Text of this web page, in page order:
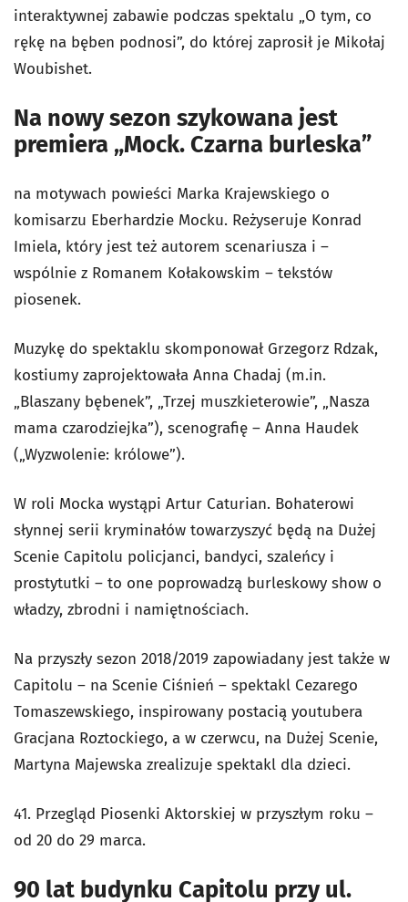
interaktywnej zabawie podczas spektalu „O tym, co
rękę na bęben podnosi”, do której zaprosił je Mikołaj
Woubishet.
Na nowy sezon szykowana jest
premiera „Mock. Czarna burleska”
na motywach powieści Marka Krajewskiego o
komisarzu Eberhardzie Mocku. Reżyseruje Konrad
Imiela, który jest też autorem scenariusza i –
wspólnie z Romanem Kołakowskim – tekstów
piosenek.
Muzykę do spektaklu skomponował Grzegorz Rdzak,
kostiumy zaprojektowała Anna Chadaj (m.in.
„Blaszany bębenek”, „Trzej muszkieterowie”, „Nasza
mama czarodziejka”), scenografię – Anna Haudek
(„Wyzwolenie: królowe”).
W roli Mocka wystąpi Artur Caturian. Bohaterowi
słynnej serii kryminałów towarzyszyć będą na Dużej
Scenie Capitolu policjanci, bandyci, szaleńcy i
prostytutki – to one poprowadzą burleskowy show o
władzy, zbrodni i namiętnościach.
Na przyszły sezon 2018/2019 zapowiadany jest także w
Capitolu – na Scenie Ciśnień – spektakl Cezarego
Tomaszewskiego, inspirowany postacią youtubera
Gracjana Roztockiego, a w czerwcu, na Dużej Scenie,
Martyna Majewska zrealizuje spektakl dla dzieci.
41. Przegląd Piosenki Aktorskiej w przyszłym roku –
od 20 do 29 marca.
90 lat budynku Capitolu przy ul.